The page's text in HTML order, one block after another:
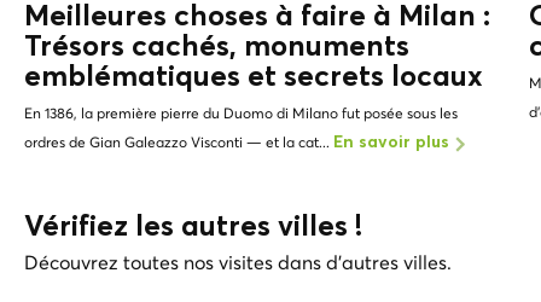
Meilleures choses à faire à Milan :
Trésors cachés, monuments
emblématiques et secrets locaux
En 1386, la première pierre du Duomo di Milano fut posée sous les
ordres de Gian Galeazzo Visconti — et la cat... En savoir plus
Vérifiez les autres villes !
Découvrez toutes nos visites dans d'autres villes.